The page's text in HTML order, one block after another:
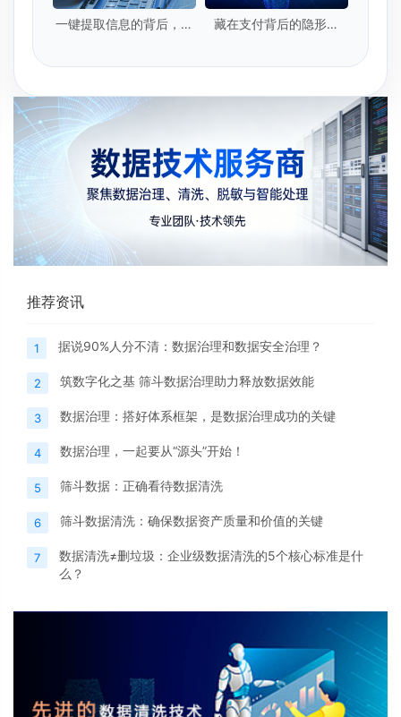
一键提取信息的背后，你
藏在支付背后的隐形卫
推荐资讯
1 据说90%人分不清：数据治理和数据安全治理？
2 筑数字化之基 筛斗数据治理助力释放数据效能
3 数据治理：搭好体系框架，是数据治理成功的关键
4 数据治理，一起要从“源头”开始！
5 筛斗数据：正确看待数据清洗
6 筛斗数据清洗：确保数据资产质量和价值的关键
7
数据清洗≠删垃圾：企业级数据清洗的5个核心标准是什
么？